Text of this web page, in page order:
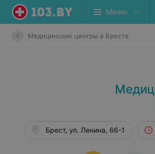
Меню
Медицинские центры в Бресте
Брест, ул. Ленина, 66-1